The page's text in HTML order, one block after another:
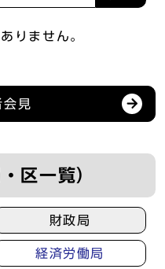
りません。
会見
区一覧）
財政局
経済労働局